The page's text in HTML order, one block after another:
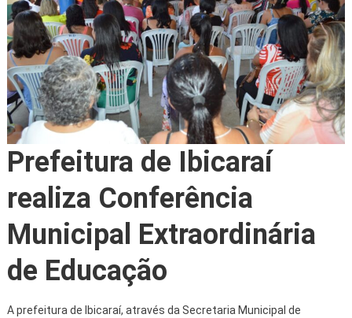
Prefeitura de Ibicaraí
realiza Conferência
Municipal Extraordinária
de Educação
A prefeitura de Ibicaraí, através da Secretaria Municipal de